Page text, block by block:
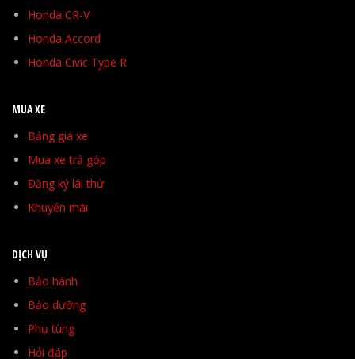
Honda CR-V
Honda Accord
Honda Civic Type R
MUA XE
Bảng giá xe
Mua xe trả góp
Đăng ký lái thử
Khuyến mãi
DỊCH VỤ
Bảo hành
Bảo dưỡng
Phụ tùng
Hỏi đáp